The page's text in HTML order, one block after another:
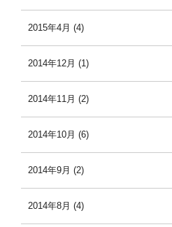
2015年4月 (4)
2014年12月 (1)
2014年11月 (2)
2014年10月 (6)
2014年9月 (2)
2014年8月 (4)